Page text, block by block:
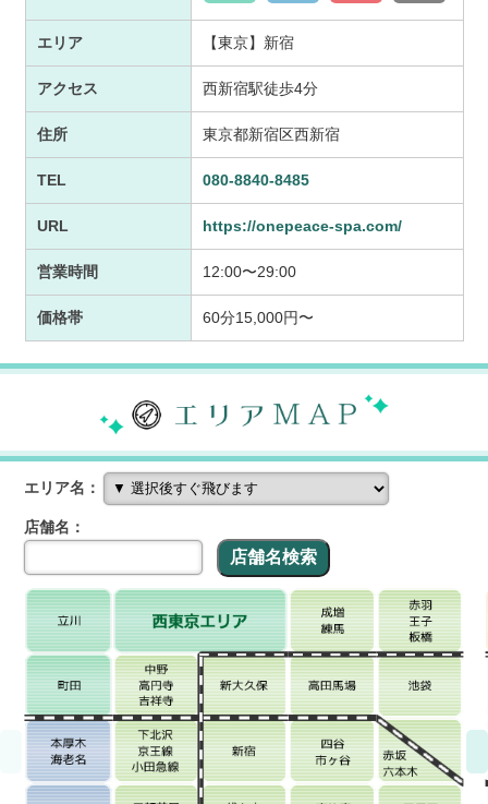
エリア 【東京】新宿
アクセス 西新宿駅徒歩4分
住所 東京都新宿区西新宿
TEL 080-8840-8485
URL https://onepeace-spa.com/
営業時間 12:00〜29:00
価格帯 60分15,000円〜
エリア名：
店舗名：